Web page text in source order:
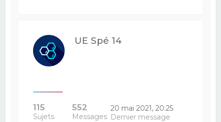
UE Spé 14
115
Sujets
552
Messages
20 mai 2021, 20:25
Dernier message